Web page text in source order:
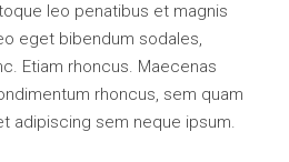
leo penatibus et magnis
eget bibendum sodales,
Etiam rhoncus. Maecenas
rhoncus, sem quam
adipiscing sem neque ipsum.